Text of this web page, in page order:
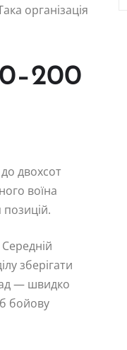
організація
двохсот
воїна
зберігати
— швидко
бойову